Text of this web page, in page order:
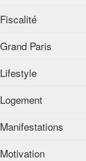
Fiscalité
Grand Paris
Lifestyle
Logement
Manifestations
Motivation